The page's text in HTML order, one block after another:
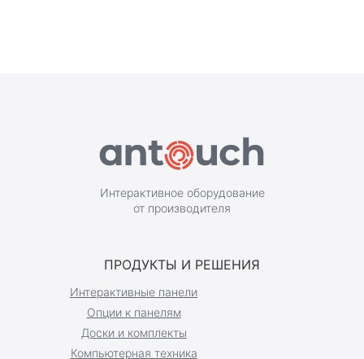
Интерактивное оборудование
от производителя
ПРОДУКТЫ И РЕШЕНИЯ
Интерактивные панели
Доски и комплекты
Опции к панелям
Компьютерная техника